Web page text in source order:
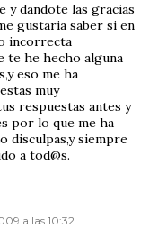
y dandote las gracias
gustaria saber si en
incorrecta
te he hecho alguna
eso me ha
muy
respuestas antes y
por lo que me ha
disculpas,y siempre
a tod@s.
a las 10:32